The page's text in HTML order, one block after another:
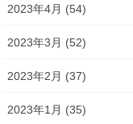
2023年4月 (54)
2023年3月 (52)
2023年2月 (37)
2023年1月 (35)